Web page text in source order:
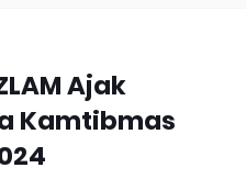
Ajak
Kamtibmas